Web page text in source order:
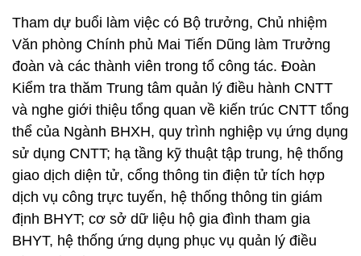
Tham dự buổi làm việc có Bộ trưởng, Chủ nhiệm
Văn phòng Chính phủ Mai Tiến Dũng làm Trưởng
đoàn và các thành viên trong tổ công tác. Đoàn
Kiểm tra thăm Trung tâm quản lý điều hành CNTT
và nghe giới thiệu tổng quan về kiến trúc CNTT tổng
thể của Ngành BHXH, quy trình nghiệp vụ ứng dụng
sử dụng CNTT; hạ tầng kỹ thuật tập trung, hệ thống
giao dịch diện tử, cổng thông tin điện tử tích hợp
dịch vụ công trực tuyến, hệ thống thông tin giám
định BHYT; cơ sở dữ liệu hộ gia đình tham gia
BHYT, hệ thống ứng dụng phục vụ quản lý điều